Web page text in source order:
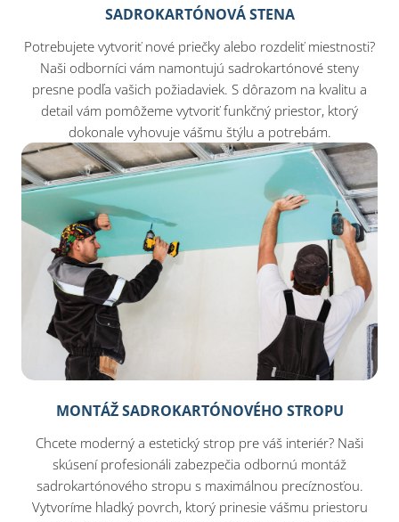
SADROKARTÓNOVÁ STENA
Potrebujete vytvoriť nové priečky alebo rozdeliť miestnosti?
Naši odborníci vám namontujú sadrokartónové steny
presne podľa vašich požiadaviek. S dôrazom na kvalitu a
detail vám pomôžeme vytvoriť funkčný priestor, ktorý
dokonale vyhovuje vášmu štýlu a potrebám.
MONTÁŽ SADROKARTÓNOVÉHO STROPU
Chcete moderný a estetický strop pre váš interiér? Naši
skúsení profesionáli zabezpečia odbornú montáž
sadrokartónového stropu s maximálnou precíznosťou.
Vytvoríme hladký povrch, ktorý prinesie vášmu priestoru